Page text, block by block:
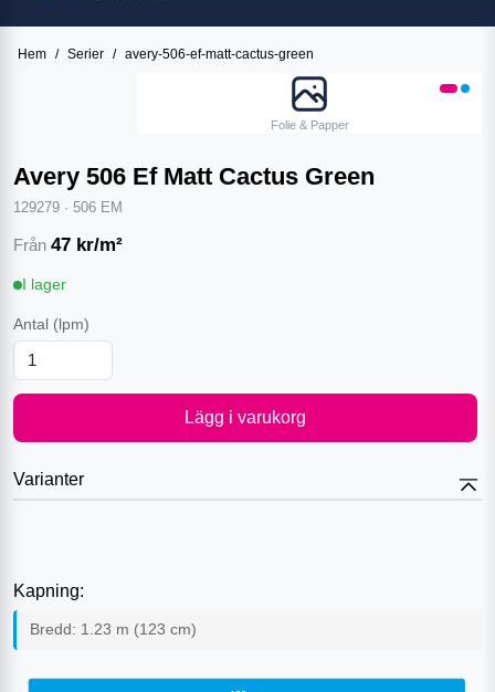
Hem / Serier / avery-506-ef-matt-cactus-green
Folie & Papper
Avery 506 Ef Matt Cactus Green
129279 · 506 EM
Från 47 kr/m²
I lager
Antal (lpm)
Lägg i varukorg
Varianter
Kapning:
Bredd: 1.23 m (123 cm)